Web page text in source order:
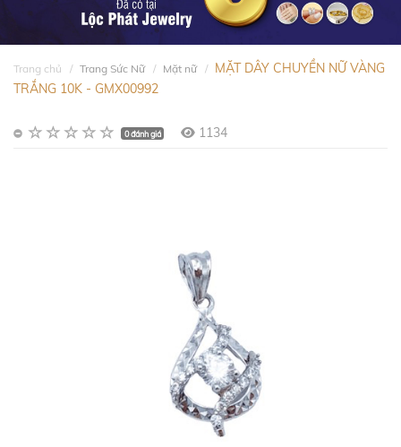
Trang chủ Trang Sức Nữ Mặt nữ
MẶT DÂY CHUYỀN NỮ VÀNG
TRẮNG 10K - GMX00992
0 đánh giá 1134